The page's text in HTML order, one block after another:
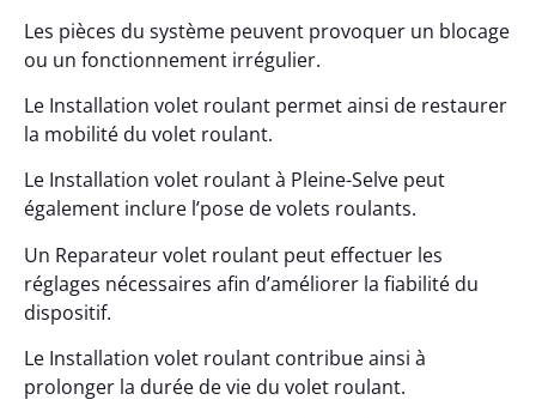
Les pièces du système peuvent provoquer un blocage
ou un fonctionnement irrégulier.
Le Installation volet roulant permet ainsi de restaurer
la mobilité du volet roulant.
Le Installation volet roulant à Pleine-Selve peut
également inclure l’pose de volets roulants.
Un Reparateur volet roulant peut effectuer les
réglages nécessaires afin d’améliorer la fiabilité du
dispositif.
Le Installation volet roulant contribue ainsi à
prolonger la durée de vie du volet roulant.